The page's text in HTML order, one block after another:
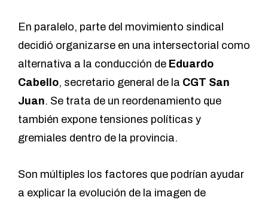
En paralelo, parte del movimiento sindical
decidió organizarse en una intersectorial como
alternativa a la conducción de Eduardo
Cabello, secretario general de la CGT San
Juan. Se trata de un reordenamiento que
también expone tensiones políticas y
gremiales dentro de la provincia.
Son múltiples los factores que podrían ayudar
a explicar la evolución de la imagen de